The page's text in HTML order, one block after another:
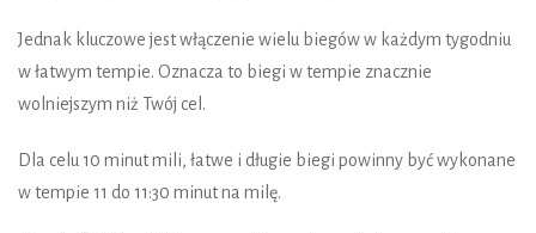
Jednak kluczowe jest włączenie wielu biegów w każdym tygodniu
w łatwym tempie. Oznacza to biegi w tempie znacznie
wolniejszym niż Twój cel.
Dla celu 10 minut mili, łatwe i długie biegi powinny być wykonane
w tempie 11 do 11:30 minut na milę.